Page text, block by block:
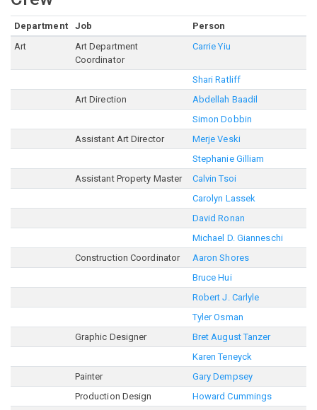
Department Job
Person
Art
Art Department
Coordinator
Carrie Yiu
Shari Ratliff
Art Direction
Abdellah Baadil
Simon Dobbin
Assistant Art Director
Merje Veski
Stephanie Gilliam
Assistant Property Master
Calvin Tsoi
Carolyn Lassek
David Ronan
Michael D. Gianneschi
Construction Coordinator
Aaron Shores
Bruce Hui
Robert J. Carlyle
Tyler Osman
Graphic Designer
Bret August Tanzer
Karen Teneyck
Painter
Gary Dempsey
Production Design
Howard Cummings